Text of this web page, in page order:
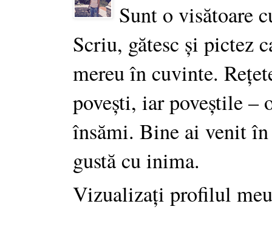
Sunt o visătoare
Scriu, gătesc și pictez
mereu în cuvinte.
povești, iar poveștile –
însămi. Bine ai venit
gustă cu inima.
Vizualizați profilul